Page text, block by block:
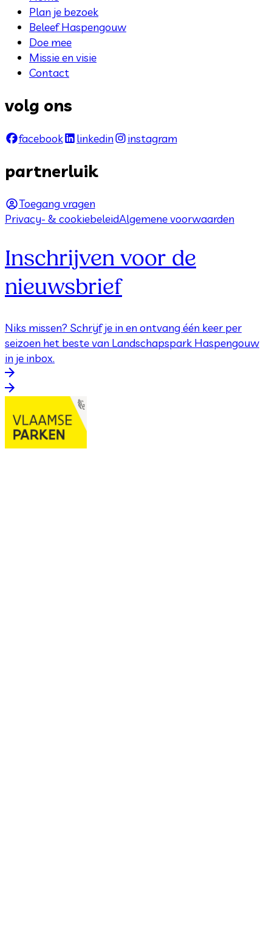
Plan je bezoek
Beleef Haspengouw
Doe mee
Missie en visie
Contact
volg ons
facebook linkedin instagram
partnerluik
Toegang vragen
Privacy- & cookiebeleidAlgemene voorwaarden
Inschrijven voor de
nieuwsbrief
Niks missen? Schrijf je in en ontvang één keer per
seizoen het beste van Landschapspark Haspengouw
in je inbox.